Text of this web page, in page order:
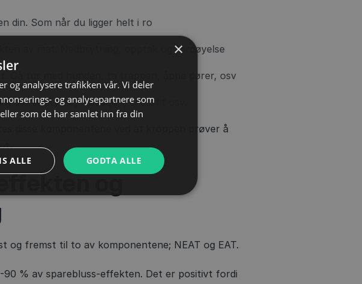
din. Som når du ligger helt i ro
av mat. Nedbrytning, opptak og fordøyelse
Gå tur med hunden, ta trappen, åpne dører, osv
det er styrke, kondisjon, crossfit osv.
disse komponentene ved at kroppen prøver å
og
og fremst til to av komponentene; NEAT og EAT.
% av sparebluss-effekten. Det er positivt fordi
×
og analysere trafikken vår. Vi deler
og analysepartnere som
som de har samlet inn fra din
GODTA ALLE
ALLE